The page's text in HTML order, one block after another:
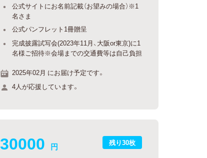
公式サイトにお名前記載（お望みの場合）※1
名さま
公式パンフレット1冊贈呈
完成披露試写会(2023年11月、大阪or東京)に1
名様ご招待※会場までの交通費等は自己負担
2025年02月 にお届け予定です。
4人が応援しています。
残り30枚
30000 円